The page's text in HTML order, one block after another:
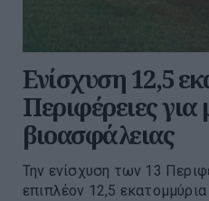
Ενίσχυση 12,5
Περιφέρειες για
βιοασφάλειας
Την ενίσχυση των 13
επιπλέον 12,5